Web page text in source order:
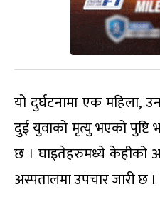
यो दुर्घटनामा एक महिला,
दुई युवाको मृत्यु भएको पुष्टि
छ । घाइतेहरुमध्ये केहीको
अस्पतालमा उपचार जारी छ ।